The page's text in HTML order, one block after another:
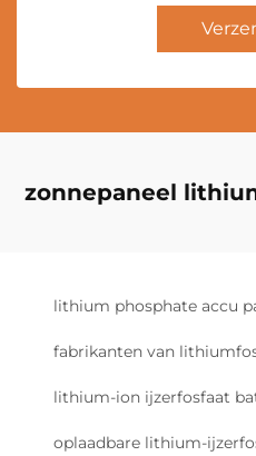
zonnepaneel
lithium phosphate accu
fabrikanten van
lithium-ion ijzerfosfaat
oplaadbare lithium-